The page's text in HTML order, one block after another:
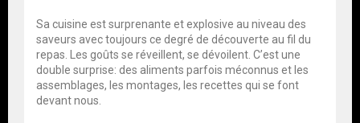
Sa cuisine est surprenante et explosive au niveau des
saveurs avec toujours ce degré de découverte au fil du
repas. Les goûts se réveillent, se dévoilent. C’est une
double surprise: des aliments parfois méconnus et les
assemblages, les montages, les recettes qui se font
devant nous.